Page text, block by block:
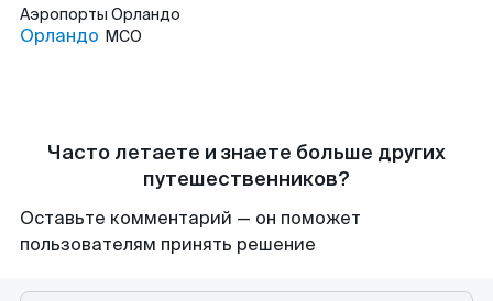
Аэропорты Орландо
Орландо MCO
Часто летаете и знаете больше других
путешественников?
Оставьте комментарий — он поможет
пользователям принять решение